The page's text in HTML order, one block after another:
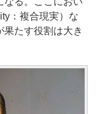
：複合現実）な
果たす役割は大き